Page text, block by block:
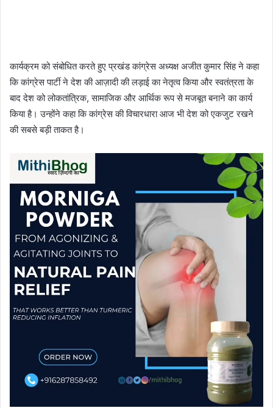
कार्यक्रम को संबोधित करते हुए प्रखंड कांग्रेस अध्यक्ष अजीत कुमार सिंह ने कहा
कि कांग्रेस पार्टी ने देश की आज़ादी की लड़ाई का नेतृत्व किया और स्वतंत्रता के
बाद देश को लोकतांत्रिक, सामाजिक और आर्थिक रूप से मजबूत बनाने का कार्य
किया है। उन्होंने कहा कि कांग्रेस की विचारधारा आज भी देश को एकजुट रखने
की सबसे बड़ी ताकत है।